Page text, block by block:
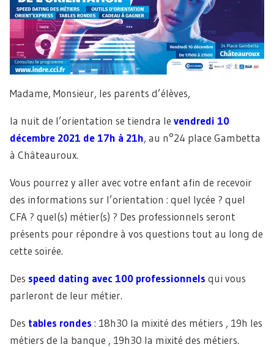
Madame, Monsieur, les parents d’élèves,
la nuit de l’orientation se tiendra le vendredi 10
décembre 2021 de 17h à 21h, au n°24 place Gambetta
à Châteauroux.
Vous pourrez y aller avec votre enfant afin de recevoir
des informations sur l’orientation : quel lycée ? quel
CFA ? quel(s) métier(s) ? Des professionnels seront
présents pour répondre à vos questions tout au long de
cette soirée.
Des speed dating avec 100 professionnels qui vous
parleront de leur métier.
Des tables rondes : 18h30 la mixité des métiers , 19h les
métiers de la banque , 19h30 la mixité des métiers.